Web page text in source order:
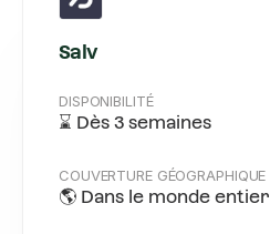
Salv
DISPONIBILITÉ
⌛ Dès 3 semaines
COUVERTURE GÉOGRAPHIQUE
🌎 Dans le monde entier